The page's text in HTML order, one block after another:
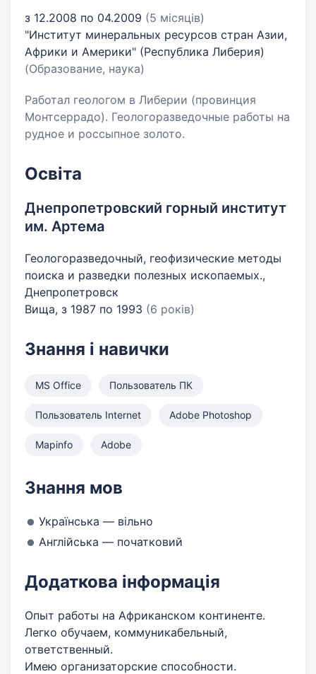
з 12.2008 по 04.2009 (5 місяців)
"Институт минеральных ресурсов стран Азии,
Африки и Америки" (Республика Либерия)
(Образование, наука)
Работал геологом в Либерии (провинция
Монтсеррадо). Геологоразведочные работы на
рудное и россыпное золото.
Освіта
Днепропетровский горный институт
им. Артема
Геологоразведочный, геофизические методы
поиска и разведки полезных ископаемых.,
Днепропетровск
Вища, з 1987 по 1993 (6 років)
Знання і навички
MS Office Пользователь ПК
Пользователь Internet Adobe Photoshop
Mapinfo Adobe
Знання мов
Українська — вільно
Англійська — початковий
Додаткова інформація
Опыт работы на Африканском континенте.
Легко обучаем, коммуникабельный,
ответственный.
Имею организаторские способности.